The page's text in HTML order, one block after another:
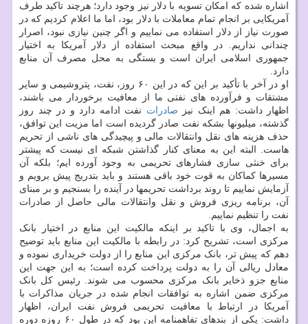
اشاره شده که امکان تسویه با دلار نیز وجود دارد؛ هرچند تاکید طرف
آمریکایی بر انجام تمام معاملات با دلار بود، اما ما اعلام کردیم که در
صورت نیاز از دلار استفاده می نماییم و اگر چنین نیازی نبود، اصرار
چندانی نداریم. در واقع مبحث استفاده از دلار آمریکا به اختیار
جمهوری اسلامی ایران است و بستگی به محل مصرف آن منابع
دارد.
او در آخر با تأکید بر این که در این ۶۰ روز، نفت، پتروشیمی و سایر
مشتقات و فرآورده های نفتی ما از معافیت برخوردار می باشند،
اظهار داشت: هم اینک نیز صادرات نفت ادامه دارد و در چند روز
گذشته، میلیونها بشکه نفت صادر گردیده است اما مزیت این توافق،
حذف هزینه های نقل وانتقالات مالی و پیچیدگی های ناشی از تحریم
هاست. البته این به معنای کنار گذاشتن شبکه ای نیست که پیشتر
برای خنثی سازی فشارهای تحریمی به وجود آورده ایم؛ بلکه آن
مسیرها کماکان به قوت خود باقی هستند و باید بتدریج پیش برویم و
آزمایش نماییم تا روند برداشت تحریمها در آینده را بسنجیم و بر مبنای
آن، برنامه ریزی فروش و نقل وانتقالات مالی حاصل از صادرات
نفت را تنظیم نماییم.
به اجمال، وی با تاکید بر اینکه مالکیت این منابع در اختیار بانک
مرکزی است، تشریح کرد: در رابطه با مالکیت این منابع باید توضیح
دهم که پیش تر، بانک مرکزی این منابع را از دولت خریداری نموده و
معادل ریالی آن را به دولت پرداخت کرده است؛ به این جهت این
منابع جزو ذخایر بانک مرکزی محسوب می شوند. رئیس کل بانک
مرکزی ضمن اشاره به توافقات انجام شده در جریان مذاکرات با
آمریکا در ارتباط با معافیت تحریمی فروش نفت ایران، اظهار
داشت: یکی از بندهای تفاهمنامه این بود که در طول ۶۰ روزه دوره